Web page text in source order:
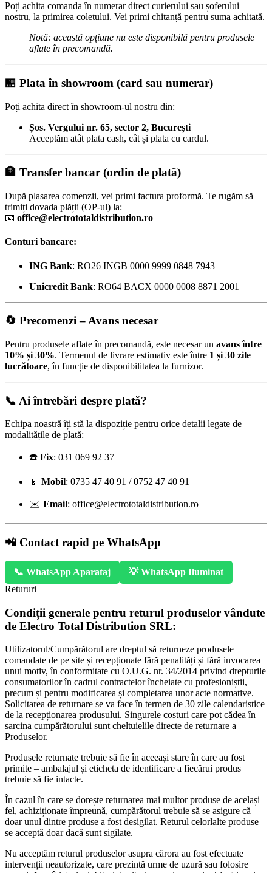
Poți achita comanda în numerar direct curierului sau șoferului
nostru, la primirea coletului. Vei primi chitanță pentru suma achitată.
Notă: această opțiune nu este disponibilă pentru produsele
aflate în precomandă.
🏪 Plata în showroom (card sau numerar)
Poți achita direct în showroom-ul nostru din:
Șos. Vergului nr. 65, sector 2, București
Acceptăm atât plata cash, cât și plata cu cardul.
🏦 Transfer bancar (ordin de plată)
După plasarea comenzii, vei primi factura proformă. Te rugăm să
trimiți dovada plății (OP-ul) la:
📧 office@electrototaldistribution.ro
Conturi bancare:
ING Bank: RO26 INGB 0000 9999 0848 7943
Unicredit Bank: RO64 BACX 0000 0008 8871 2001
🔄 Precomenzi – Avans necesar
Pentru produsele aflate în precomandă, este necesar un avans între
10% și 30%. Termenul de livrare estimativ este între 1 și 30 zile
lucrătoare, în funcție de disponibilitatea la furnizor.
📞 Ai întrebări despre plată?
Echipa noastră îți stă la dispoziție pentru orice detalii legate de
modalitățile de plată:
☎️ Fix: 031 069 92 37
📱 Mobil: 0735 47 40 91 / 0752 47 40 91
✉️ Email: office@electrototaldistribution.ro
📲 Contact rapid pe WhatsApp
📞 WhatsApp Aparataj
💡 WhatsApp Iluminat
Retururi
Condiții generale pentru returul produselor vândute
de Electro Total Distribution SRL:
Utilizatorul/Cumpărătorul are dreptul să returneze produsele
comandate de pe site și recepționate fără penalități și fără invocarea
unui motiv, în conformitate cu O.U.G. nr. 34/2014 privind drepturile
consumatorilor în cadrul contractelor încheiate cu profesioniștii,
precum și pentru modificarea și completarea unor acte normative.
Solicitarea de returnare se va face în termen de 30 zile calendaristice
de la recepționarea produsului. Singurele costuri care pot cădea în
sarcina cumpărătorului sunt cheltuielile directe de returnare a
Produselor.
Produsele returnate trebuie să fie în aceeași stare în care au fost
primite – ambalajul și eticheta de identificare a fiecărui produs
trebuie să fie intacte.
În cazul în care se dorește returnarea mai multor produse de același
fel, achiziționate împreună, cumpărătorul trebuie să se asigure că
doar unul dintre produse a fost desigilat. Returul celorlalte produse
se acceptă doar dacă sunt sigilate.
Nu acceptăm returul produselor asupra cărora au fost efectuate
intervenții neautorizate, care prezintă urme de uzură sau folosire